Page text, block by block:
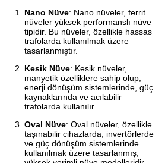
Nano Nüve: Nano nüveler, ferrit
nüveler yüksek performanslı nüve
tipidir. Bu nüveler, özellikle hassas
trafolarda kullanılmak üzere
tasarlanmıştır.
Kesik Nüve: Kesik nüveler,
manyetik özelliklere sahip olup,
enerji dönüşüm sistemlerinde, güç
kaynaklarında ve acılabilir
trafolarda kullanılır.
Oval Nüve: Oval nüveler, özellikle
taşınabilir cihazlarda, invertörlerde
ve güç dönüşüm sistemlerinde
kullanılmak üzere tasarlanmış,